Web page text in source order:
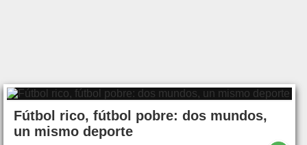
Fútbol rico, fútbol pobre: dos mundos,
un mismo deporte